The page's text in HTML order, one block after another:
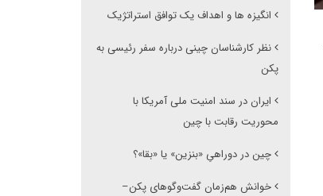
انگیزه ها و اهداف یک توافق استراتژیک
نظر کارشناسان چینی درباره سفر رئیسی به
پکن
ایران در سند امنیت ملی آمریکا با
محوریت رقابت با چین
چین در دوراهیِ «بنزین» یا «بقا»؟
خوانش هم‌زمان گفت‌وگوهای پکن–